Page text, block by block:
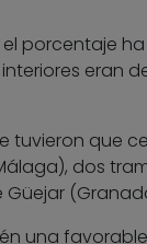
porcentaje
eran
tuvieron
dos
Güejar
una